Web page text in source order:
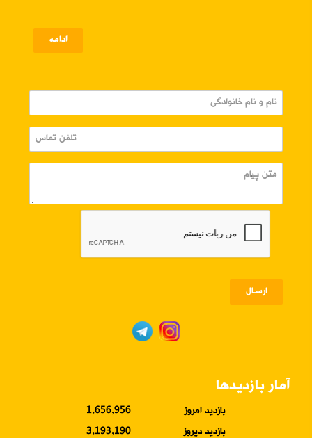
ادامه
ارسـال
آمار بازدیدها
بازدید امروز
1,656,956
بازدید دیروز
3,193,190